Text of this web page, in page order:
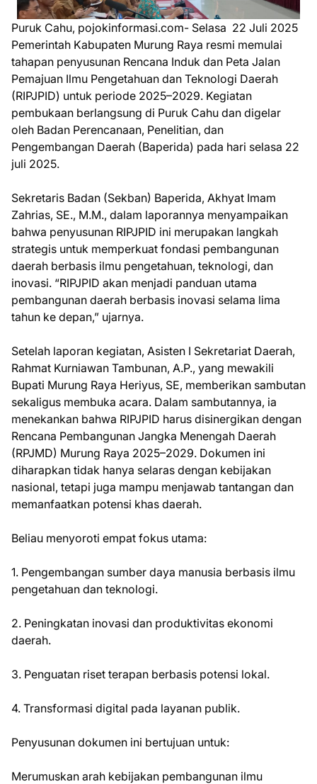
Puruk Cahu, pojokinformasi.com- Selasa 22 Juli 2025
Pemerintah Kabupaten Murung Raya resmi memulai
tahapan penyusunan Rencana Induk dan Peta Jalan
Pemajuan Ilmu Pengetahuan dan Teknologi Daerah
(RIPJPID) untuk periode 2025–2029. Kegiatan
pembukaan berlangsung di Puruk Cahu dan digelar
oleh Badan Perencanaan, Penelitian, dan
Pengembangan Daerah (Baperida) pada hari selasa 22
juli 2025.
Sekretaris Badan (Sekban) Baperida, Akhyat Imam
Zahrias, SE., M.M., dalam laporannya menyampaikan
bahwa penyusunan RIPJPID ini merupakan langkah
strategis untuk memperkuat fondasi pembangunan
daerah berbasis ilmu pengetahuan, teknologi, dan
inovasi. “RIPJPID akan menjadi panduan utama
pembangunan daerah berbasis inovasi selama lima
tahun ke depan,” ujarnya.
Setelah laporan kegiatan, Asisten I Sekretariat Daerah,
Rahmat Kurniawan Tambunan, A.P., yang mewakili
Bupati Murung Raya Heriyus, SE, memberikan sambutan
sekaligus membuka acara. Dalam sambutannya, ia
menekankan bahwa RIPJPID harus disinergikan dengan
Rencana Pembangunan Jangka Menengah Daerah
(RPJMD) Murung Raya 2025–2029. Dokumen ini
diharapkan tidak hanya selaras dengan kebijakan
nasional, tetapi juga mampu menjawab tantangan dan
memanfaatkan potensi khas daerah.
Beliau menyoroti empat fokus utama:
1. Pengembangan sumber daya manusia berbasis ilmu
pengetahuan dan teknologi.
2. Peningkatan inovasi dan produktivitas ekonomi
daerah.
3. Penguatan riset terapan berbasis potensi lokal.
4. Transformasi digital pada layanan publik.
Penyusunan dokumen ini bertujuan untuk:
Merumuskan arah kebijakan pembangunan ilmu